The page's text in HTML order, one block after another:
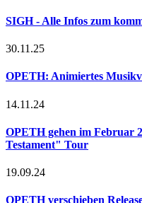
SIGH - Alle Infos zum
30.11.25
OPETH: Animiertes
14.11.24
OPETH gehen im Februar
Testament" Tour
19.09.24
OPETH verschieben